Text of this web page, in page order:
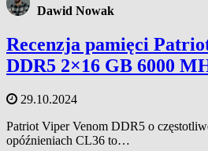
Dawid Nowak
Recenzja pamięci
DDR5 2×16 GB 6000
29.10.2024
Patriot Viper Venom DDR5 o
opóźnieniach CL36 to…